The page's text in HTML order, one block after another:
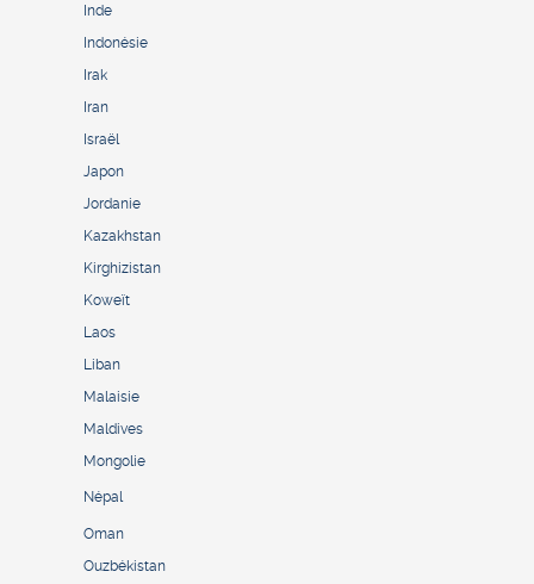
Inde
Indonésie
Irak
Iran
Israël
Japon
Jordanie
Kazakhstan
Kirghizistan
Koweït
Laos
Liban
Malaisie
Maldives
Mongolie
Népal
Oman
Ouzbékistan